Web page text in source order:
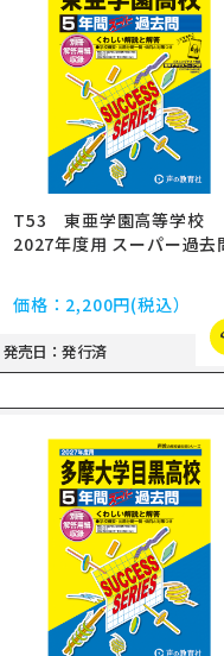
T53 東亜学園高等学校
2027年度用 スーパー過去
価格： 2,200円(税込）
発売日：発行済